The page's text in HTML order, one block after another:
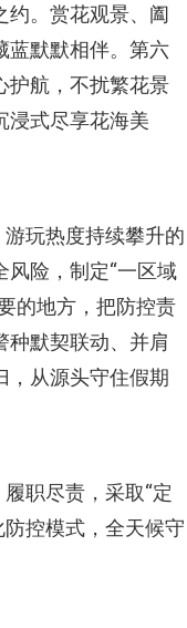
约。赏花观景、阖
蓝默默相伴。第六
护航，不扰繁花景
浸式尽享花海美
玩热度持续攀升的
风险，制定“一区域
的地方，把防控责
种默契联动、并肩
，从源头守住假期
职尽责，采取“定
防控模式，全天候守